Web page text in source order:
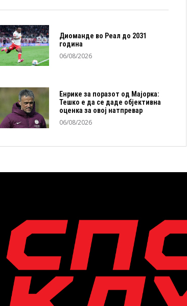
Диоманде во Реал до 2031
година
06/08/2026
Енрике за поразот од Мајорка:
Тешко е да се даде објективна
оценка за овој натпревар
06/08/2026